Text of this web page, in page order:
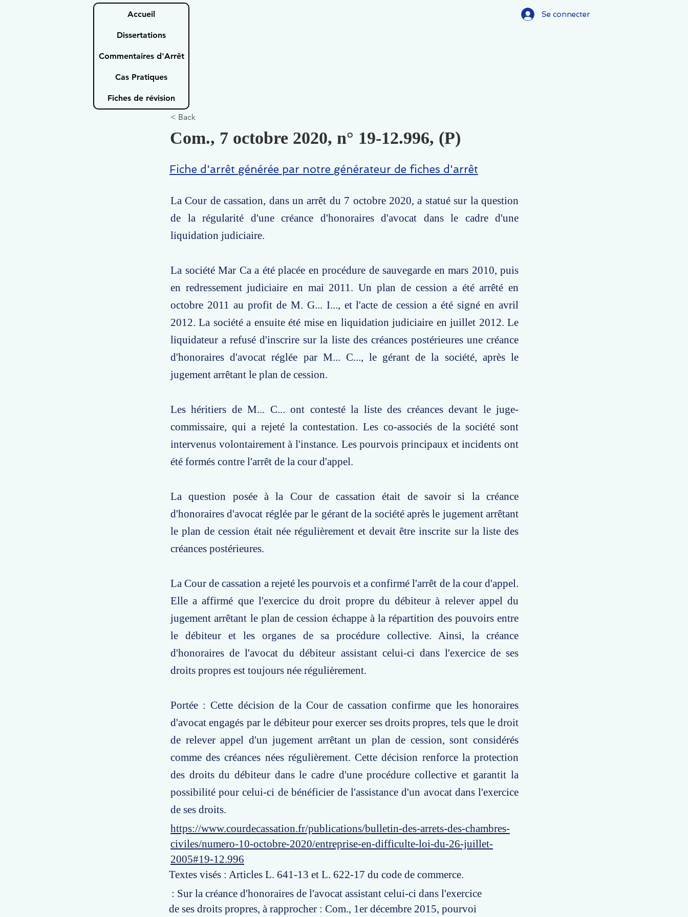
Accueil
Dissertations
Commentaires d'Arrêt
Cas Pratiques
Fiches de révision
Se connecter
< Back
Com., 7 octobre 2020, n° 19-12.996, (P)
Fiche d'arrêt générée par notre générateur de fiches d'arrêt
La Cour de cassation, dans un arrêt du 7 octobre 2020, a statué sur la question
de la régularité d'une créance d'honoraires d'avocat dans le cadre d'une
liquidation judiciaire.
La société Mar Ca a été placée en procédure de sauvegarde en mars 2010, puis
en redressement judiciaire en mai 2011. Un plan de cession a été arrêté en
octobre 2011 au profit de M. G... I..., et l'acte de cession a été signé en avril
2012. La société a ensuite été mise en liquidation judiciaire en juillet 2012. Le
liquidateur a refusé d'inscrire sur la liste des créances postérieures une créance
d'honoraires d'avocat réglée par M... C..., le gérant de la société, après le
jugement arrêtant le plan de cession.
Les héritiers de M... C... ont contesté la liste des créances devant le juge-
commissaire, qui a rejeté la contestation. Les co-associés de la société sont
intervenus volontairement à l'instance. Les pourvois principaux et incidents ont
été formés contre l'arrêt de la cour d'appel.
La question posée à la Cour de cassation était de savoir si la créance
d'honoraires d'avocat réglée par le gérant de la société après le jugement arrêtant
le plan de cession était née régulièrement et devait être inscrite sur la liste des
créances postérieures.
La Cour de cassation a rejeté les pourvois et a confirmé l'arrêt de la cour d'appel.
Elle a affirmé que l'exercice du droit propre du débiteur à relever appel du
jugement arrêtant le plan de cession échappe à la répartition des pouvoirs entre
le débiteur et les organes de sa procédure collective. Ainsi, la créance
d'honoraires de l'avocat du débiteur assistant celui-ci dans l'exercice de ses
droits propres est toujours née régulièrement.
Portée : Cette décision de la Cour de cassation confirme que les honoraires
d'avocat engagés par le débiteur pour exercer ses droits propres, tels que le droit
de relever appel d'un jugement arrêtant un plan de cession, sont considérés
comme des créances nées régulièrement. Cette décision renforce la protection
des droits du débiteur dans le cadre d'une procédure collective et garantit la
possibilité pour celui-ci de bénéficier de l'assistance d'un avocat dans l'exercice
de ses droits.
https://www.courdecassation.fr/publications/bulletin-des-arrets-des-chambres-
civiles/numero-10-octobre-2020/entreprise-en-difficulte-loi-du-26-juillet-
2005#19-12.996
Textes visés : Articles L. 641-13 et L. 622-17 du code de commerce.
: Sur la créance d'honoraires de l'avocat assistant celui-ci dans l'exercice
de ses droits propres, à rapprocher : Com., 1er décembre 2015, pourvoi